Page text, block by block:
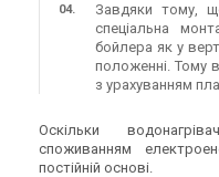
Завдяки тому,
спеціальна
бойлера як у
положенні. Тому
з урахуванням
Оскільки
споживанням
постійній основі.